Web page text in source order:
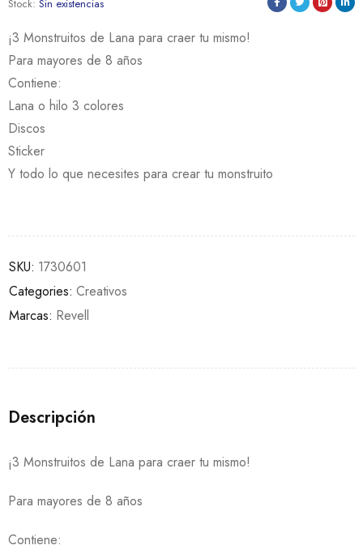
Stock: Sin existencias
¡3 Monstruitos de Lana para craer tu mismo!
Para mayores de 8 años
Contiene:
Lana o hilo 3 colores
Discos
Sticker
Y todo lo que necesites para crear tu monstruito
SKU: 1730601
Categories: Creativos
Marcas: Revell
Descripción
¡3 Monstruitos de Lana para craer tu mismo!
Para mayores de 8 años
Contiene: